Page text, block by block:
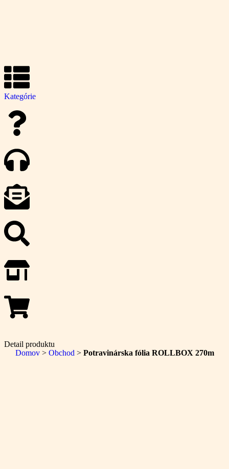
Kategórie
Detail produktu
Domov> Obchod > Potravinárska fólia ROLLBOX 270m